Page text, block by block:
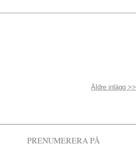
Äldre inlägg >>
PRENUMERERA PÅ